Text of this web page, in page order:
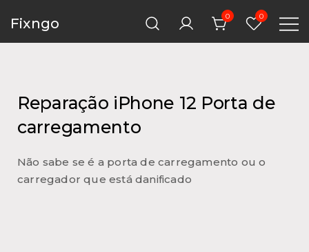
Fixngo 0 0
Reparação iPhone 12 Porta de
carregamento
Não sabe se é a porta de carregamento ou o
carregador que está danificado